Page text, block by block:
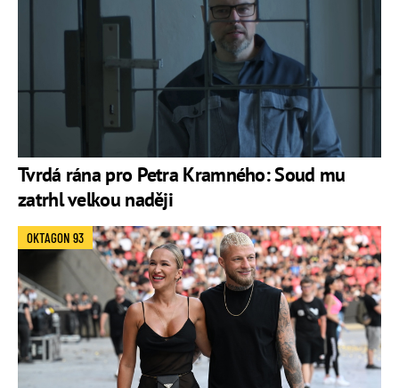
Tvrdá rána pro Petra Kramného: Soud mu
zatrhl velkou naději
OKTAGON 93